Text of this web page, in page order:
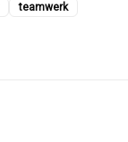
teamwerk